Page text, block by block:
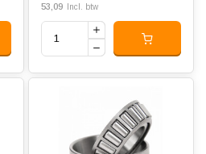
53,09 Incl. btw